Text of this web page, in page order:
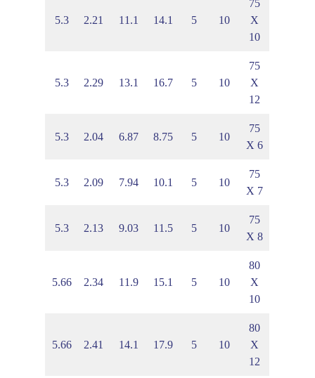
75
X
10
10
5
14.1
11.1
2.21
5.3
75
X
12
10
5
16.7
13.1
2.29
5.3
75
X 6
10
5
8.75
6.87
2.04
5.3
75
X 7
10
5
10.1
7.94
2.09
5.3
75
X 8
10
5
11.5
9.03
2.13
5.3
80
X
10
10
5
15.1
11.9
2.34
5.66
80
X
12
10
5
17.9
14.1
2.41
5.66